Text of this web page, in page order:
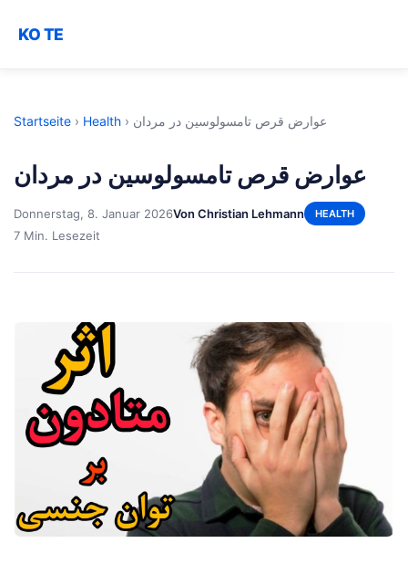
KO TE
Startseite › Health › عوارض قرص تامسولوسین در مردان
عوارض قرص تامسولوسین در مردان
Donnerstag, 8. Januar 2026Von Christian Lehmann HEALTH
7 Min. Lesezeit